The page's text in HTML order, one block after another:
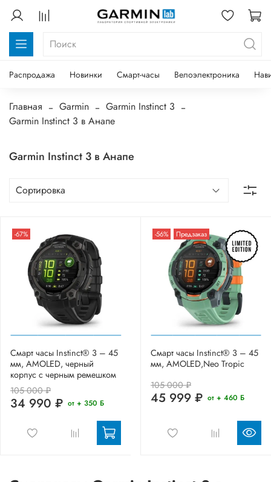
Распродажа Новинки Смарт-часы Велоэлектроника
Главная Garmin
Garmin Instinct 3
Garmin Instinct 3 в Анапе
Garmin Instinct 3 в Анапе
-67%
Смарт часы Instinct® 3 – 45
мм, AMOLED, черный
корпус с черным ремешком
105 000 ₽
34 990 ₽ от + 350 Б
-56% Предзаказ
Смарт часы Instinct® 3 – 45
мм, AMOLED,Neo Tropic
105 000 ₽
45 999 ₽ от + 460 Б